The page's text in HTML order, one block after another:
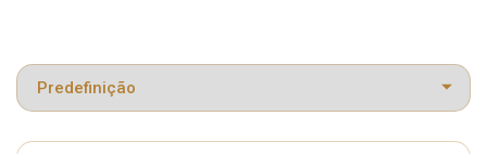
Classificar produtos